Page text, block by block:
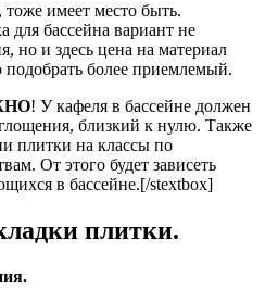
имеет место быть.
для бассейна вариант не
но и здесь цена на материал
более приемлемый.
! У кафеля в бассейне должен
близкий к нулю. Также
плитки на классы по
От этого будет зависеть
в бассейне.[/stextbox]
плитки.